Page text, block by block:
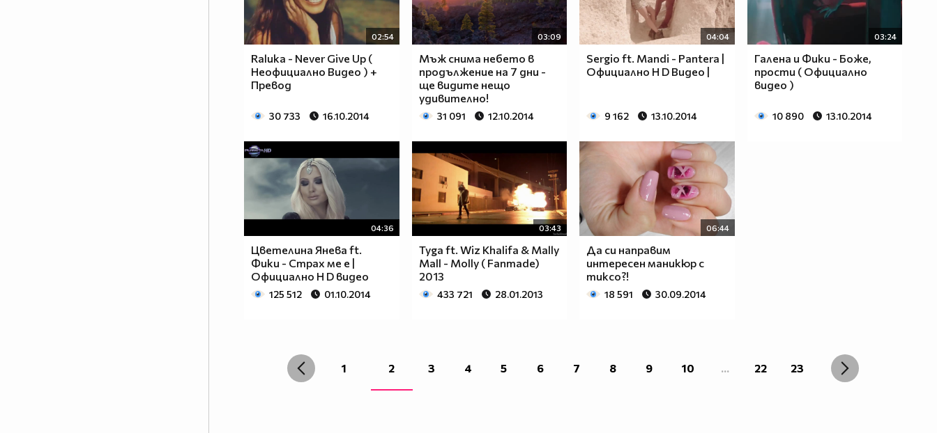
02:54
Raluka - Never Give Up (
Неофициално Видео ) +
Превод
30 733 16.10.2014
03:09
Мъж снима небето в
продължение на 7 дни -
ще видите нещо
удивително!
31 091 12.10.2014
04:04
Sergio ft. Mandi - Pantera |
Официално H D Видео |
9 162 13.10.2014
03:24
Галена и Фики - Боже,
прости ( Официално
видео )
10 890 13.10.2014
04:36
Цветелина Янева ft.
Фики - Страх ме е |
Официално H D видео
125 512 01.10.2014
03:43
Tyga ft. Wiz Khalifa & Mally
Mall - Molly ( Fanmade)
2013
433 721 28.01.2013
06:44
Да си направим
интересен маникюр с
тиксо?!
18 591 30.09.2014
1 2 3 4 5 6 7 8 9 10 ... 22 23